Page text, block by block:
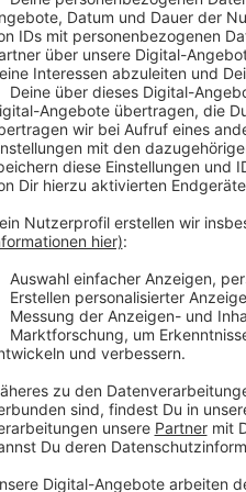
Anzeige
Martin
Anzeige